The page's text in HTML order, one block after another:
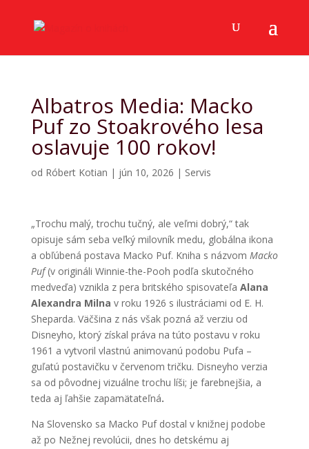
Albatros Media: Macko
Puf zo Stoakrového lesa
oslavuje 100 rokov!
od Róbert Kotian | jún 10, 2026 | Servis
„Trochu malý, trochu tučný, ale veľmi dobrý,“ tak
opisuje sám seba veľký milovník medu, globálna ikona
a obľúbená postava Macko Puf. Kniha s názvom Macko
Puf(v origináli Winnie-the-Pooh podľa skutočného
medveďa) vznikla z pera britského spisovateľa Alana
Alexandra Milna v roku 1926 s ilustráciami od E. H.
Sheparda. Väčšina z nás však pozná až verziu od
Disneyho, ktorý získal práva na túto postavu v roku
1961 a vytvoril vlastnú animovanú podobu Pufa –
guľatú postavičku v červenom tričku. Disneyho verzia
sa od pôvodnej vizuálne trochu líši; je farebnejšia, a
teda aj ľahšie zapamätateľná.
Na Slovensko sa Macko Puf dostal v knižnej podobe
až po Nežnej revolúcii, dnes ho detskému aj